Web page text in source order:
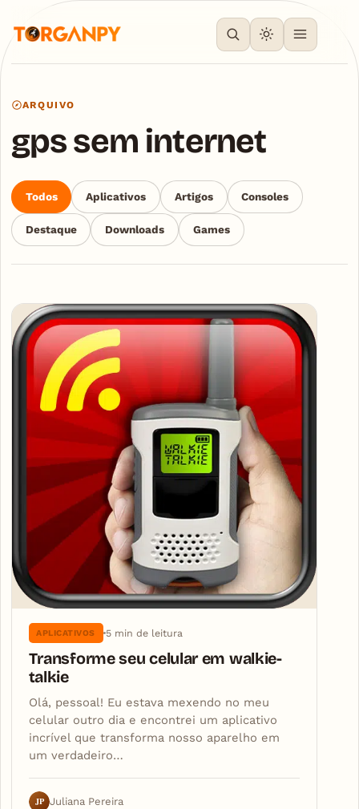
ARQUIVO
gps sem internet
Todos Aplicativos Artigos Consoles
Destaque Downloads Games
Articles
APLICATIVOS 5 min de leitura
Transforme seu celular em walkie-
talkie
Olá, pessoal! Eu estava mexendo no meu
celular outro dia e encontrei um aplicativo
incrível que transforma nosso aparelho em
um verdadeiro…
JP Juliana Pereira